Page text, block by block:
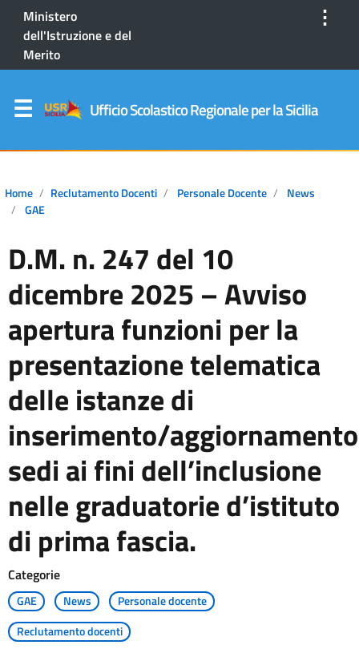
Ministero
dell'Istruzione e del
Merito
⋮
Ufficio Scolastico Regionale per la Sicilia
Home Reclutamento Docenti Personale Docente
News
GAE
D.M. n. 247 del 10
dicembre 2025 – Avviso
apertura funzioni per la
presentazione telematica
delle istanze di
inserimento/aggiornamento
sedi ai fini dell’inclusione
nelle graduatorie d’istituto
di prima fascia.
Categorie
GAE News
Personale docente
Reclutamento docenti